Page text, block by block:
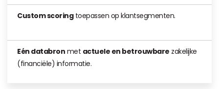
Custom scoringtoepassen op klantsegmenten.
Eén databron met actuele en betrouwbare zakelijke
(financiële) informatie.